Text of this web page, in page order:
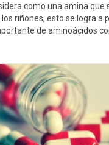
como una amina que
riñones, esto se logra a
de aminoácidos